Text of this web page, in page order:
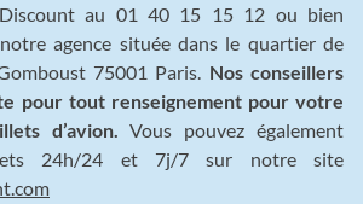
au 01 40 15 15 12 ou bien
agence située dans le quartier de
75001 Paris. Nos conseillers
pour tout renseignement pour votre
d’avion.
Vous pouvez également
24h/24 et 7j/7 sur notre site